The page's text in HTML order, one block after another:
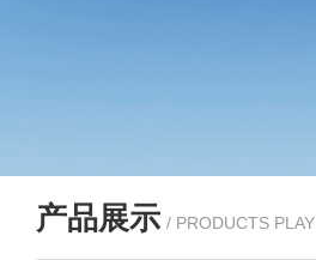
产品展示 / PRODUCTS PLAY